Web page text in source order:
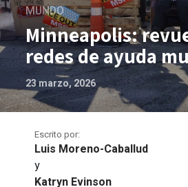
MUNDO
Minneapolis:
redes de ayuda
23 marzo, 2026
Escrito por:
Luis Moreno-Caballud
y
Katryn Evinson